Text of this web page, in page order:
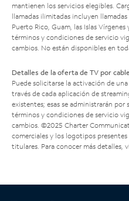
mantienen los servicios elegibles.
llamadas ilimitadas incluyen
Puerto Rico, Guam, las Islas
términos y condiciones de servicio
cambios. No están disponibles en
Detalles de la oferta de TV por cable
Puede solicitarse la activación de
través de cada aplicación de
existentes; esas se administrarán
términos y condiciones de servicio
cambios. ©2025 Charter
comerciales y los logotipos
titulares. Para conocer más detalles,